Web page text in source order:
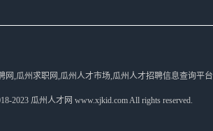
网,瓜州求职网,瓜州人才市场,瓜州人才招聘信息查询平台
2023 瓜州人才网 www.xjkid.com All rights reserved.